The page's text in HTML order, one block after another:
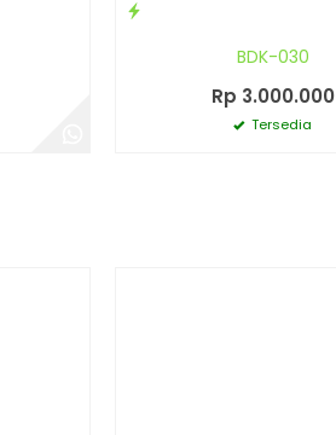
BDK-030
Rp 3.000.000
Tersedia